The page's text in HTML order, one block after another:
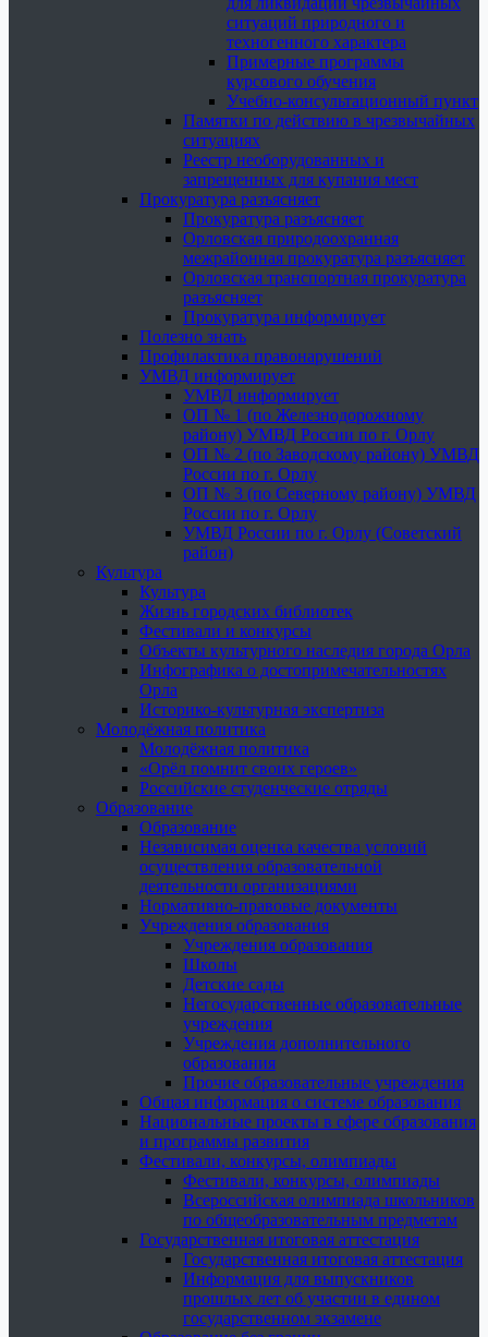
ситуаций природного и
техногенного характера
Примерные программы
курсового обучения
Учебно-консультационный пункт
Памятки по действию в чрезвычайных
ситуациях
Реестр необорудованных и
запрещенных для купания мест
Прокуратура разъясняет
Прокуратура разъясняет
Орловская природоохранная
межрайонная прокуратура разъясняет
Орловская транспортная прокуратура
разъясняет
Прокуратура информирует
Полезно знать
Профилактика правонарушений
УМВД информирует
УМВД информирует
ОП № 1 (по Железнодорожному
району) УМВД России по г. Орлу
ОП № 2 (по Заводскому району) УМВД
России по г. Орлу
ОП № 3 (по Северному району) УМВД
России по г. Орлу
УМВД России по г. Орлу (Советский
район)
Культура
Культура
Жизнь городских библиотек
Фестивали и конкурсы
Объекты культурного наследия города Орла
Инфографика о достопримечательностях
Орла
Историко-культурная экспертиза
Молодёжная политика
Молодёжная политика
«Орёл помнит своих героев»
Российские студенческие отряды
Образование
Образование
Независимая оценка качества условий
осуществления образовательной
деятельности организациями
Нормативно-правовые документы
Учреждения образования
Учреждения образования
Школы
Детские сады
Негосударственные образовательные
учреждения
Учреждения дополнительного
образования
Прочие образовательные учреждения
Общая информация о системе образования
Национальные проекты в сфере образования
и программы развития
Фестивали, конкурсы, олимпиады
Фестивали, конкурсы, олимпиады
Всероссийская олимпиада школьников
по общеобразовательным предметам
Государственная итоговая аттестация
Государственная итоговая аттестация
Информация для выпускников
прошлых лет об участии в едином
государственном экзамене